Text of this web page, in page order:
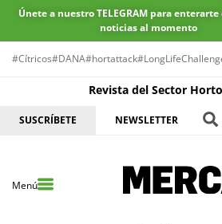
Únete a nuestro TELEGRAM para
noticias al momento
#Cítricos#DANA#hortattack
Revista del Sector
SUSCRÍBETE NEWSLETTER
Menú